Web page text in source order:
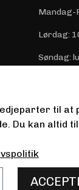
Mandag-
Lørdag:
Søndag:
Lørdag:
til at
Du kan altid